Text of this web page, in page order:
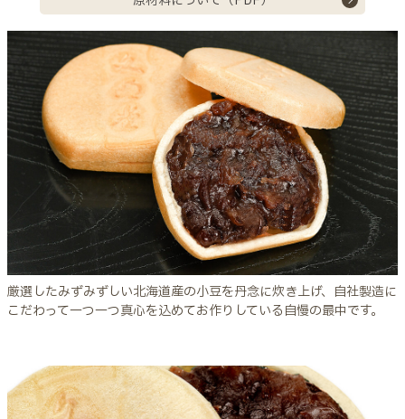
厳選したみずみずしい北海道産の小豆を丹念に炊き上げ、自社製造に
こだわって一つ一つ真心を込めてお作りしている自慢の最中です。